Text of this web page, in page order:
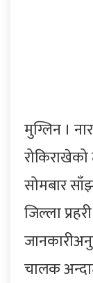
मुग्लिन ।
सोमबार
जिल्ला
चालक